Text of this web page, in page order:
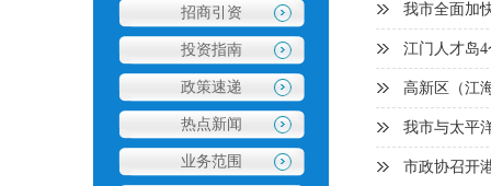
招商引资
投资指南
政策速递
热点新闻
业务范围
我市全面加
江门人才岛
高新区（江
我市与太平
市政协召开